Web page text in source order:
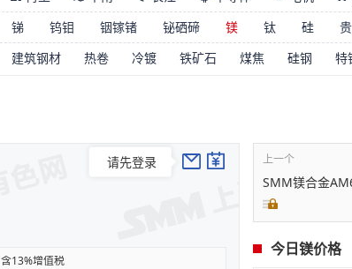
锑 钨钼 铟镓锗 铋硒碲 镁 钛 硅
建筑钢材 热卷 冷镀 铁矿石 煤焦 硅钢 特
请先登录
含13%增值税
上一个
SMM镁合金
今日镁价格